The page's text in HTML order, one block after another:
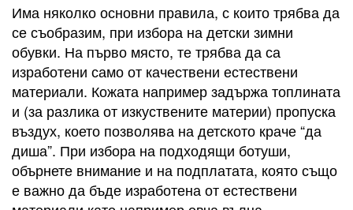
Има няколко основни правила, с които трябва да
се съобразим, при избора на детски зимни
обувки. На първо място, те трябва да са
изработени само от качествени естествени
материали. Кожата например задържа топлината
и (за разлика от изкуствените материи) пропуска
въздух, което позволява на детското краче “да
диша”. При избора на подходящи ботуши,
обърнете внимание и на подплатата, която също
е важно да бъде изработена от естествени